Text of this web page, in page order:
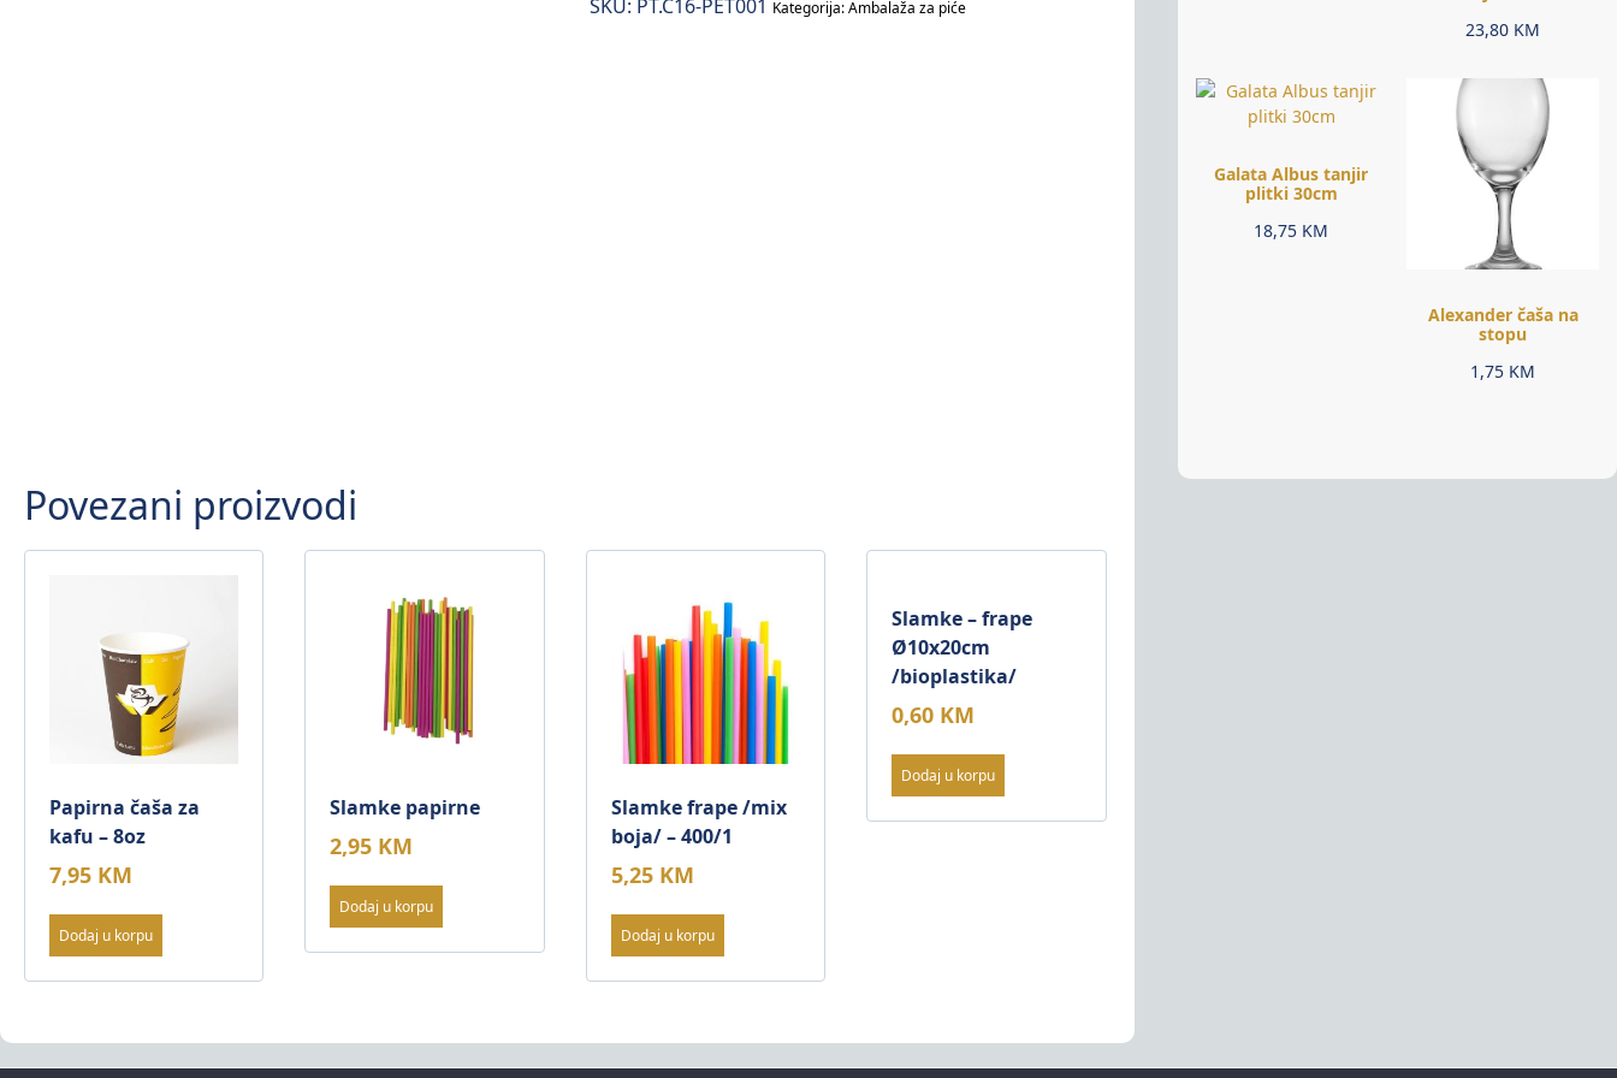
SKU: PT.C16-PET001 Kategorija:Ambalaža za piće
Povezani proizvodi
Papirna čaša za
kafu – 8oz
7,95 KM
Dodaj u korpu
Slamke papirne
2,95 KM
Dodaj u korpu
Slamke frape /mix
boja/ – 400/1
5,25 KM
Dodaj u korpu
Slamke – frape
Ø10x20cm
/bioplastika/
0,60 KM
Dodaj u korpu
23,80 KM
Galata Albus tanjir
plitki 30cm
18,75 KM
Alexander čaša na
stopu
1,75 KM